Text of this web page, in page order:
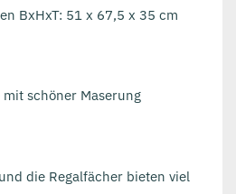
BxHxT: 51 x 67,5 x 35 cm
schöner Maserung
die Regalfächer bieten viel